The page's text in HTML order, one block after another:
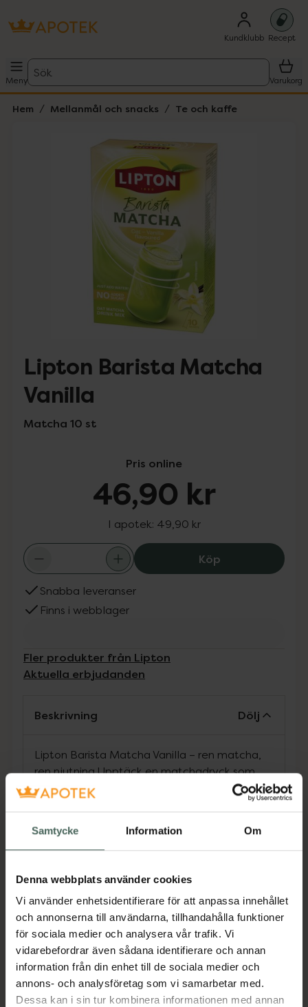
Samtycke Information Om
Denna webbplats använder cookies
Vi använder enhetsidentifierare för att anpassa innehållet
och annonserna till användarna, tillhandahålla funktioner
för sociala medier och analysera vår trafik. Vi
vidarebefordrar även sådana identifierare och annan
information från din enhet till de sociala medier och
annons- och analysföretag som vi samarbetar med.
Dessa kan i sin tur kombinera informationen med annan
Kundklubb Recept
Meny
Sök
Varukorg
Hem Mellanmål och snacks Te och kaffe
Lista: . Innehåller 1 objekt.
Hoppa över Lista
Lipton Barista Matcha
Vanilla
Matcha 10 st
Pris online
46,90 kr
I apotek: 49,90 kr
KöpLipton Barista
Snabba leveranser
Finns i webblager
Fler produkter från Lipton
Aktuella erbjudanden
Beskrivning Dölj
Lipton Barista Matcha Vanilla – ren matcha,
ren njutning.Upptäck en matchadryck som
låter naturens egna smaker stå i centrum.
en silkeslen, fyllig upplevelse där varje klunk är
harmoniskt balanserad. Blanda enkelt med
mjuka, runda smaken av vaniljmatcha
framträder tydligt i en dryck som är lika enkel
att tillreda som den är omöjlig att motstå.
Lipton Barista Matcha Vanilla – för dig som
uppskattar äkta, ren och krämig vaniljmatcha
i sin allra finaste form.
EAN:
05063270127780